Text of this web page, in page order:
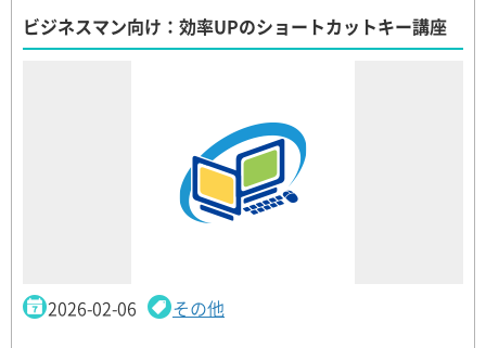
ビジネスマン向け：効率UPのショートカットキー講座
2026-02-06 その他